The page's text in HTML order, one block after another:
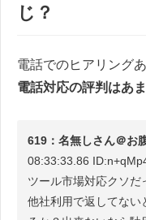
じ？
電話でのヒアリングあ
電話対応の評判はあ
619：名無しさん＠お
08:33:33.86
ツール市場対応クソだ
他社利用で返してない